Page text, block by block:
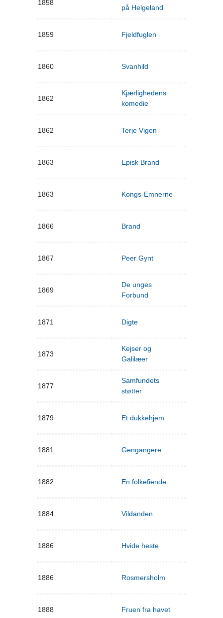
1858
på Helgeland
1859 Fjeldfuglen
1860 Svanhild
1862
Kjærlighedens
komedie
1862 Terje Vigen
1863 Episk Brand
1863 Kongs-Emnerne
1866 Brand
1867 Peer Gynt
1869
De unges
Forbund
1871 Digte
1873
Kejser og
Galilæer
1877
Samfundets
støtter
1879 Et dukkehjem
1881 Gengangere
1882 En folkefiende
1884 Vildanden
1886 Hvide heste
1886 Rosmersholm
1888 Fruen fra havet